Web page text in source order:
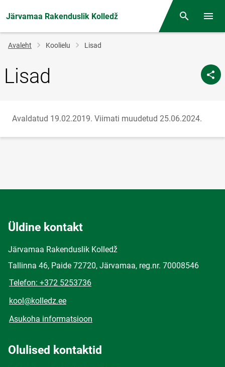
Järvamaa Rakenduslik Kolledž Otsing
Jälglink
Avaleht Koolielu Lisad
Lisad
Avaldatud 19.02.2019. Viimati muudetud 25.06.2024.
Üldine kontakt
Järvamaa Rakenduslik Kolledž
Tallinna 46, Paide 72720, Järvamaa, reg.nr. 70008546
Telefon: +372 5253736
kool@kolledz.ee
Asukoha informatsioon
Olulised kontaktid